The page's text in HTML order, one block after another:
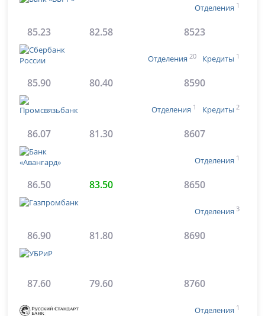
Отделения 1
85.23 82.58 8523
Отделения 20 Кредиты 1
85.90 80.40 8590
Отделения 1 Кредиты 2
86.07 81.30 8607
Отделения 1
86.50 83.50 8650
Отделения 3
86.90 81.80 8690
87.60 79.60 8760
Отделения 1